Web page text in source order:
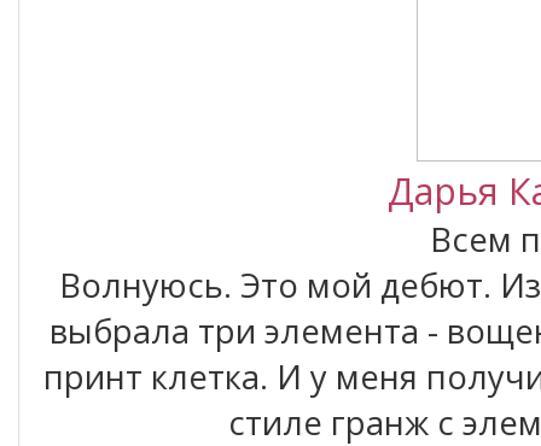
Дарья
Всем
Волнуюсь. Это мой дебют.
выбрала три элемента -
принт клетка. И у меня
стиле гранж с